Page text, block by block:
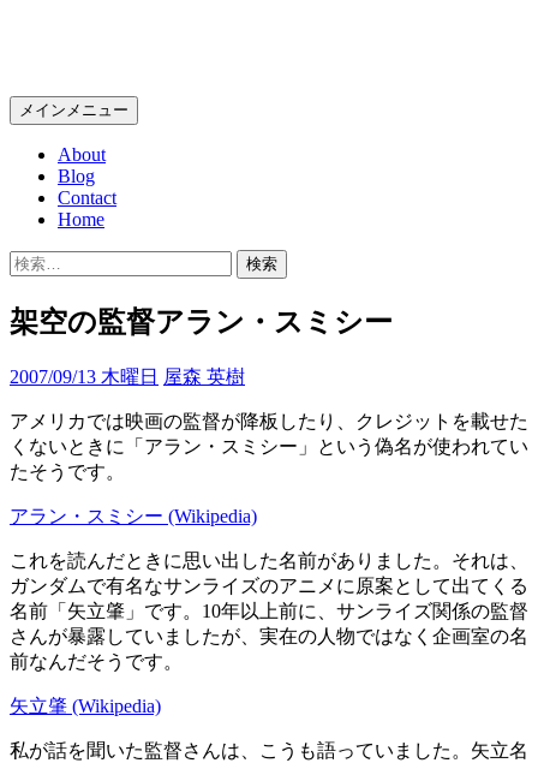
ン
プ
検
索
メインメニュー
About
Blog
Contact
Home
検
架空の監督アラン・スミシー
2007/09/13 木曜日 屋森 英樹
アメリカでは映画の監督が降板したり、クレジットを載せた
くないときに「アラン・スミシー」という偽名が使われてい
たそうです。
アラン・スミシー (Wikipedia)
これを読んだときに思い出した名前がありました。それは、
ガンダムで有名なサンライズのアニメに原案として出てくる
名前「矢立肇」です。10年以上前に、サンライズ関係の監督
さんが暴露していましたが、実在の人物ではなく企画室の名
前なんだそうです。
矢立肇 (Wikipedia)
私が話を聞いた監督さんは、こうも語っていました。矢立名